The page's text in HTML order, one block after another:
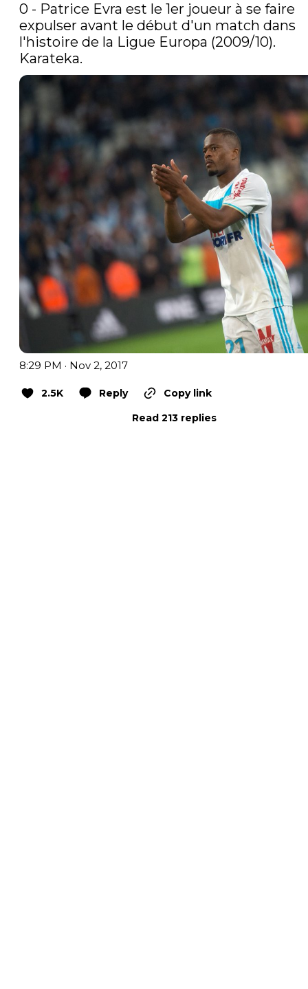
0 - Patrice Evra est le 1er joueur à se faire
expulser avant le début d'un match dans
l'histoire de la Ligue Europa (2009/10).
Karateka.
8:29 PM · Nov 2, 2017
2.5K Reply
Copy link
Read 213 replies